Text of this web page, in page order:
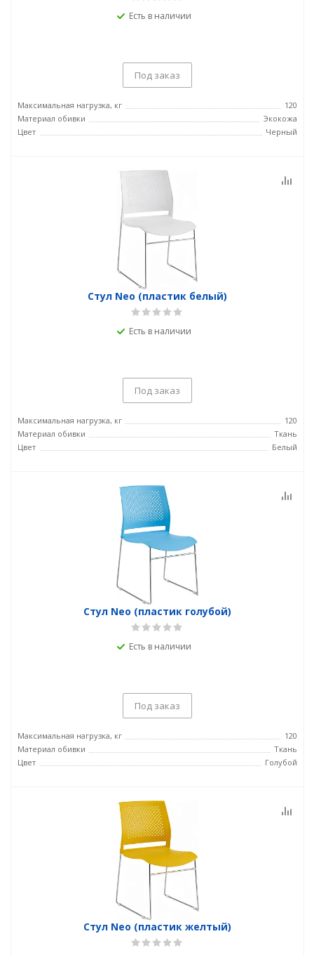
Есть в наличии
Под заказ
Максимальная нагрузка, кг
120
Материал обивки
Экокожа
Цвет
Черный
Стул Neo (пластик белый)
Есть в наличии
Под заказ
Максимальная нагрузка, кг
120
Материал обивки
Ткань
Цвет
Белый
Стул Neo (пластик голубой)
Есть в наличии
Под заказ
Максимальная нагрузка, кг
120
Материал обивки
Ткань
Цвет
Голубой
Стул Neo (пластик желтый)